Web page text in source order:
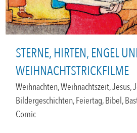
STERNE, HIRTEN, ENGEL
WEIHNACHTSTRICKFILME
Weihnachten, Weihnachtszeit, Jesus,
Bildergeschichten, Feiertag, Bibel,
Comic